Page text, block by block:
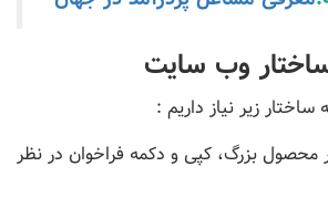
وب سایت
زیر نیاز داریم :
بزرگ، کپی و دکمه فراخوان در نظر